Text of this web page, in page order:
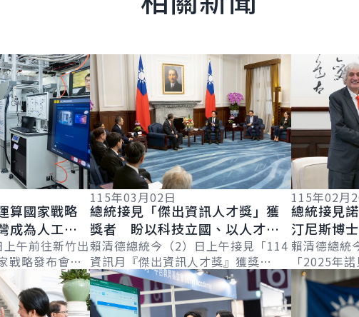
算國家戰略
成為人工智
態系 強化
午前往新竹出
戰略發布會」
新浪潮，政府
子運算的「AI
詳細內容
115年03月02日
總統接見「傑出資訊人才獎」獲
獎者 盼以科技立國、以人才強
國 讓世界看見臺灣科技實力與
價值
賴清德總統今（2）日上午接見「114
資訊月『傑出資訊人才獎』獲獎
者」，肯定得獎人的努力和付出，讓
臺灣在全球數位轉型浪潮中不斷累積
實力，穩健前...
詳細內容
115年02月
總統接見
汀尼斯博
量子科技
合作
賴清德總統
「2025年
馬汀尼斯
士」，肯
詳細內容 詳細內容